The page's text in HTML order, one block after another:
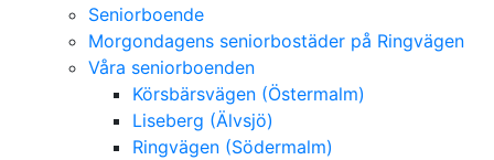
Seniorboende
Morgondagens seniorbostäder på Ringvägen
Våra seniorboenden
Körsbärsvägen (Östermalm)
Liseberg (Älvsjö)
Ringvägen (Södermalm)